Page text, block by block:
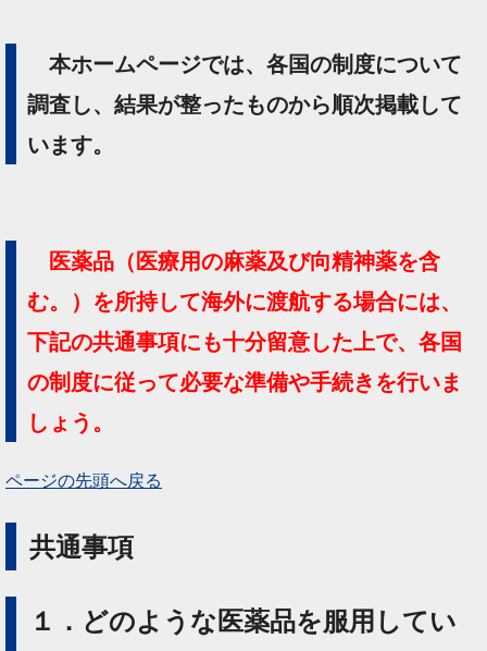
本ホームページでは、各国の制度について
調査し、結果が整ったものから順次掲載して
います。
医薬品（医療用の麻薬及び向精神薬を含
む。）を所持して海外に渡航する場合には、
下記の共通事項にも十分留意した上で、各国
の制度に従って必要な準備や手続きを行いま
しょう。
ページの先頭へ戻る
共通事項
１．どのような医薬品を服用してい